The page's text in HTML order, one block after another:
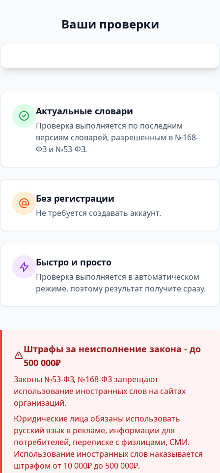
Ваши проверки
Актуальные словари
Проверка выполняется по последним
версиям словарей, разрешенным в №168-
ФЗ и №53-ФЗ.
Без регистрации
Не требуется создавать аккаунт.
Быстро и просто
Проверка выполняется в автоматическом
режиме, поэтому результат получите сразу.
Штрафы за неисполнение закона - до
500 000₽
Законы №53-ФЗ, №168-ФЗ запрещают
использование иностранных слов на сайтах
организаций.
Юридические лица обязаны использовать
русский язык в рекламе, информации для
потребителей, переписке с физлицами, СМИ.
Использование иностранных слов наказывается
штрафом от 10 000₽ до 500 000₽.